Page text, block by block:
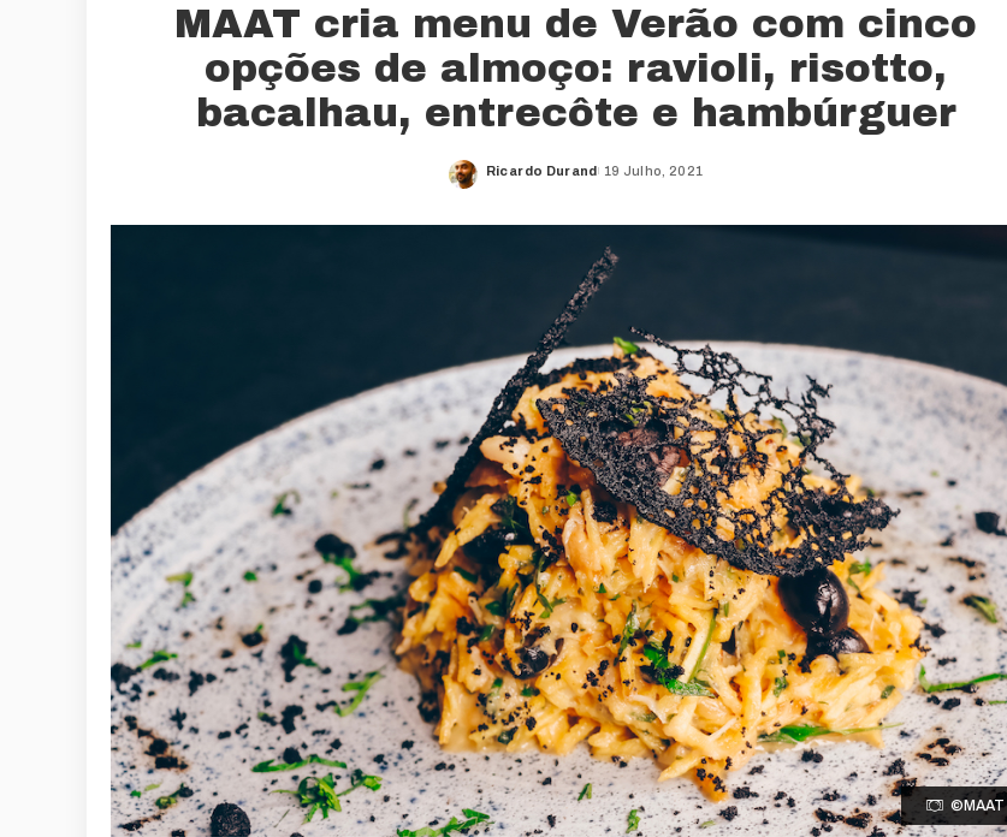
MAAT cria menu de Verão com cinco
opções de almoço: ravioli, risotto,
bacalhau, entrecôte e hambúrguer
Posted
Ricardo Durand 19 Julho, 2021
©MAAT